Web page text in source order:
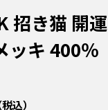
招き猫 開運
ッキ 400％
込）